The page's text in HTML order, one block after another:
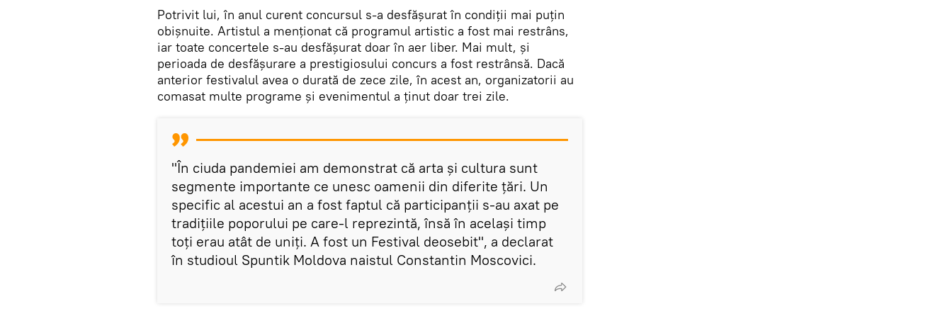
Potrivit lui, în anul curent concursul s-a desfășurat în condiții mai puțin
obișnuite. Artistul a menționat că programul artistic a fost mai restrâns,
iar toate concertele s-au desfășurat doar în aer liber. Mai mult, și
perioada de desfășurare a prestigiosului concurs a fost restrânsă. Dacă
anterior festivalul avea o durată de zece zile, în acest an, organizatorii au
comasat multe programe și evenimentul a ținut doar trei zile.
"În ciuda pandemiei am demonstrat că arta și cultura sunt
segmente importante ce unesc oamenii din diferite țări. Un
specific al acestui an a fost faptul că participanții s-au axat pe
tradițiile poporului pe care-l reprezintă, însă în același timp
toți erau atât de uniți. A fost un Festival deosebit", a declarat
în studioul Spuntik Moldova naistul Constantin Moscovici.